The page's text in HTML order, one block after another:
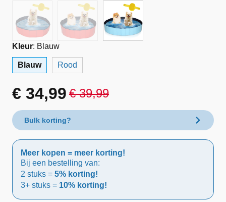
Kleur: Blauw
Blauw Rood
€39,99
Oorspronkelijke
prijs
was:
€ 39,99.
€ 34,99
Huidige
prijs
is:
€ 34,99.
Bulk korting?
Meer kopen = meer korting!
Bij een bestelling van:
2 stuks = 5% korting!
3+ stuks = 10% korting!